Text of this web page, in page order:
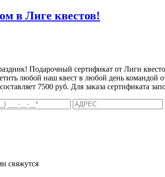
в Лиге квестов!
Подарочный сертификат от Лиги
любой наш квест в любой день командой
7500 руб. Для заказа сертификата
свяжутся